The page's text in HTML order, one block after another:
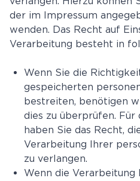
der im Impressum
wenden. Das Recht auf
Verarbeitung besteht in
Wenn Sie die
gespeicherten
bestreiten, benötigen
dies zu überprüfen. Für
haben Sie das Recht,
Verarbeitung Ihrer
zu verlangen.
Wenn die Verarbeitung